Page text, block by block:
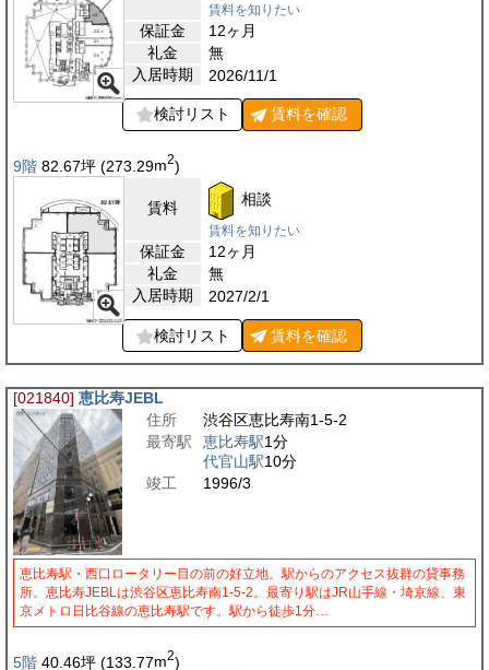
賃料を知りたい
保証金
12ヶ月
礼金
無
入居時期
2026/11/1
検討リスト 賃料を確認
9階 82.67坪 (273.29m2)
賃料 相談
賃料を知りたい
保証金
12ヶ月
礼金
無
入居時期
2027/2/1
検討リスト 賃料を確認
[021840] 恵比寿JEBL
住所
渋谷区恵比寿南1-5-2
最寄駅
恵比寿駅1分
代官山駅10分
竣工
1996/3
恵比寿駅・西口ロータリー目の前の好立地。駅からのアクセス抜群の貸事務
所。恵比寿JEBLは渋谷区恵比寿南1-5-2。最寄り駅はJR山手線・埼京線、東
京メトロ日比谷線の恵比寿駅です。駅から徒歩1分…
5階 40.46坪 (133.77m2)